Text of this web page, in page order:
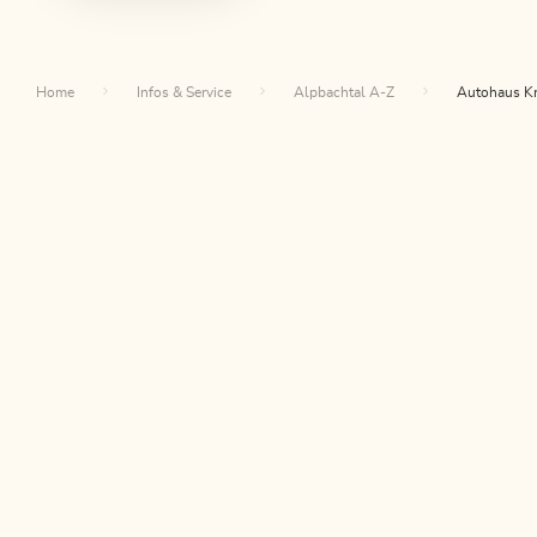
Home Infos & Service Alpbachtal A-Z Autohaus